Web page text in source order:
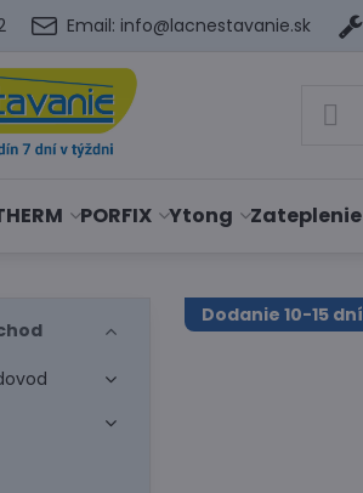
Email: info@lacnestavanie.sk
PORFIX Ytong Zateplenie
Dodanie 10-15 dní